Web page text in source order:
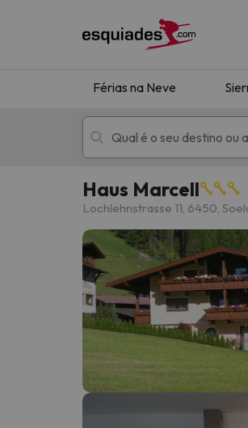
Férias na Neve
Férias na neve
Oops, não
Bem, parece que o
Haus Marcell
Lochlehnstrasse 11, 6450,